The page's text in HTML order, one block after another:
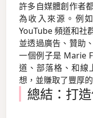
許多自媒體創作者
為收入來源。例
YouTube 頻道和社
並透過廣告、贊助
一個例子是 Marie
道、部落格、和線
想，並賺取了豐厚
總結：打